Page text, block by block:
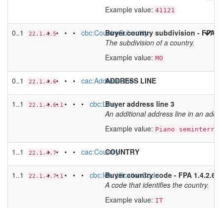
Example value: 41121
0..1 22.1.4.5• • • • cbc:CountrySubentity
Buyer country subdivision - FPA
The subdivision of a country.
Example value: MO
0..1 22.1.4.6• • • • cac:AddressLine
ADDRESS LINE
1..1 22.1.4.6.1• • • • • cbc:LineBuyer address line 3
An additional address line in an
Example value: Piano
1..1 22.1.4.7• • • • cac:CountryCOUNTRY
1..1 22.1.4.7.1• • • • • cbc:IdentificationCode
Buyer country code - FPA 1.4.2.6
A code that identifies the country.
Example value: IT